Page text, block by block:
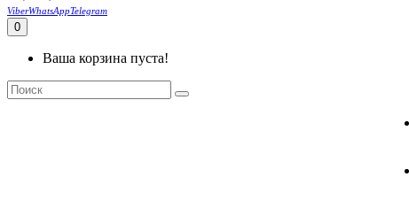
ViberWhatsAppTelegram
0
Ваша корзина пуста!